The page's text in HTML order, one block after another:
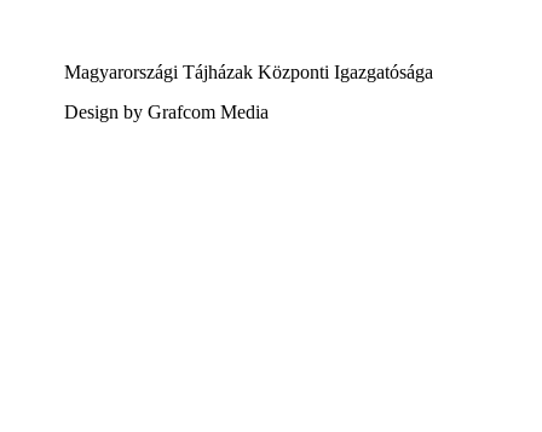
Magyarországi Tájházak Központi Igazgatósága
Design by Grafcom Media